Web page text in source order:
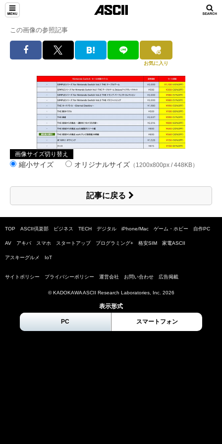
この画像の参照記事
お気に入り
画像サイズ切り替え
縮小サイズ オリジナルサイズ （1200x800px / 448KB）
記事に戻る
TOP ASCII倶楽部 ビジネス TECH デジタル iPhone/Mac ゲーム・ホビー 自作PC
AV アキバ スマホ スタートアップ プログラミング+ 格安SIM 家電ASCII
アスキーグルメ IoT
サイトポリシー プライバシーポリシー 運営会社 お問い合わせ 広告掲載
© KADOKAWA ASCII Research Laboratories, Inc. 2026
表示形式
PC スマートフォン